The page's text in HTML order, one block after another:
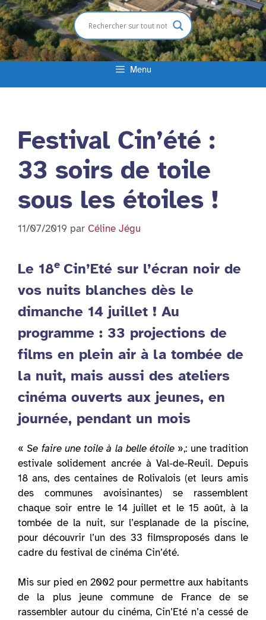
Menu
Festival Cin’été :
33 soirs de toile
sous les étoiles !
11/07/2019 par Céline Jégu
Le 18e Cin’Eté sur l’écran noir de
vos nuits blanches dès le
dimanche 14 juillet ! Au
programme : 33 projections de
films en plein air à la tombée de
la nuit, mais aussi des ateliers
cinéma ouverts aux jeunes, en
journée, pendant un mois
«Se faire une toile à la belle étoile »,: une tradition
estivale solidement ancrée à Val-de-Reuil. Depuis
18 ans, des centaines de Rolivalois (et leurs amis
des communes avoisinantes) se rassemblent
chaque soir entre le 14 juillet et le 15 août, à la
tombée de la nuit, sur l’esplanade de la piscine,
pour découvrir l’un des 33 filmsproposés dans le
cadre du festival de cinéma Cin’été.
Mis sur pied en 2002 pour permettre aux habitants
de la plus jeune commune de France de se
rassembler autour du cinéma, Cin’Eté n’a cessé de